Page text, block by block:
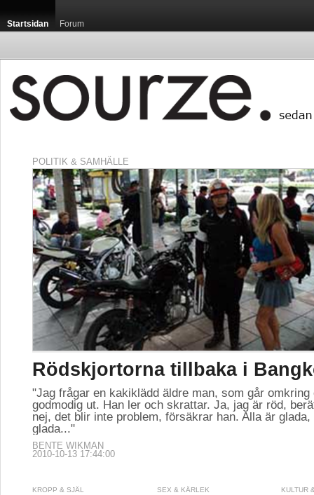
Startsidan Forum
POLITIK & SAMHÄLLE
Rödskjortorna tillbaka i
"Jag frågar en kakiklädd äldre man, som går omkring
godmodig ut. Han ler och skrattar. Ja, jag är röd,
nej, det blir inte problem, försäkrar han. Alla är
glada..."
BENTE WIKMAN
2010-10-13 17:44:00
KROPP & SJÄL SEX & KÄRLEK KULTUR